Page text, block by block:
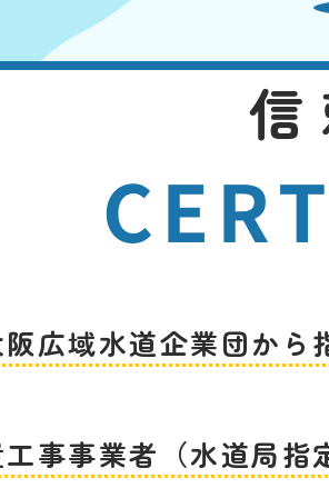
阪広域水道企業団から
事事業者（水道局指